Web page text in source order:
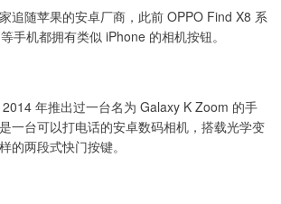
追随苹果的安卓厂商，此前 OPPO Find X8 系
手机都拥有类似 iPhone 的相机按钮。
年推出过一台名为 Galaxy K Zoom 的手
一台可以打电话的安卓数码相机，搭载光学变
的两段式快门按键。